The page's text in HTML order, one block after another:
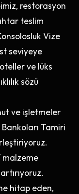
restorasyon
teslim
Vize
seviyeye
ve lüks
sözü
ve işletmeler
Tamiri
malzeme
hitap eden,